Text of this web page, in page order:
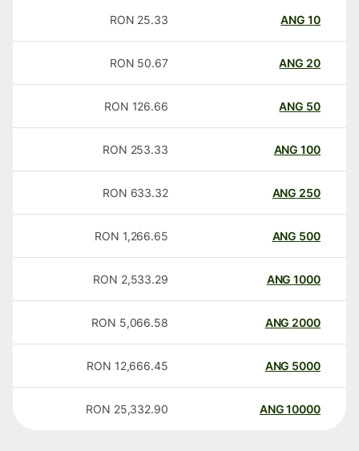
ANG
25.33
RON
20
ANG
50.67
RON
50
ANG
126.66
RON
100
ANG
253.33
RON
250
ANG
633.32
RON
500
ANG
1,266.65
RON
1000
ANG
2,533.29
RON
2000
ANG
5,066.58
RON
5000
ANG
12,666.45
RON
10000
ANG
25,332.90
RON